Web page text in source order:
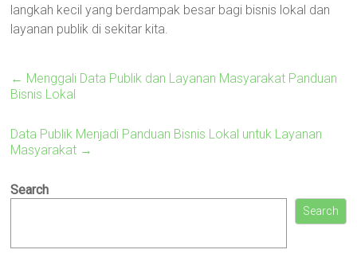
langkah kecil yang berdampak besar bagi bisnis lokal dan
layanan publik di sekitar kita.
← Menggali Data Publik dan Layanan Masyarakat Panduan
Bisnis Lokal
Data Publik Menjadi Panduan Bisnis Lokal untuk Layanan
Masyarakat →
Search
Search